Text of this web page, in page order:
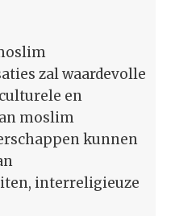
zal waardevolle
en
moslim
kunnen
interreligieuze